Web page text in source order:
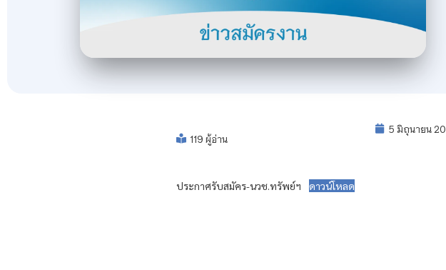
119 ผู้อ่าน
5 มิถุนายน
ประกาศรับสมัคร-นวช.ทรัพย์ฯ ดาวน์โหลด